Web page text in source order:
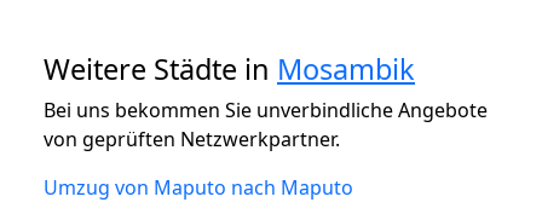
Weitere Städte in Mosambik
Bei uns bekommen Sie unverbindliche Angebote
von geprüften Netzwerkpartner.
Umzug von Maputo nach Maputo